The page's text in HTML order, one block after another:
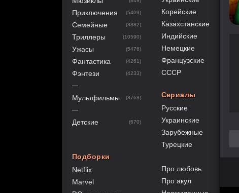
Приключения (5409)
Семейные (3882)
Триллеры (10590)
Ужасы (5476)
Фантастика (4261)
Фэнтези (4233)
—
Мультфильмы (3768)
—
Детские (670)
Подборки
Netflix
Marvel
Корейские
Казахстанские
Индийские
Немецкие
Французские
СССР
Сериалы
Русские
Украинские
Зарубежные
Турецкие
Про любовь
Про акул